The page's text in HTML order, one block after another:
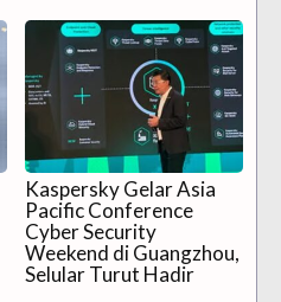
Kaspersky Gelar Asia
Pacific Conference
Cyber Security
Weekend di Guangzhou,
Selular Turut Hadir